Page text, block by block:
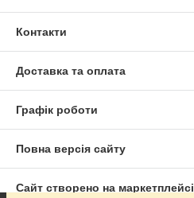
Контакти
Доставка та оплата
Графік роботи
Повна версія сайту
Сайт створено на маркетплейсі